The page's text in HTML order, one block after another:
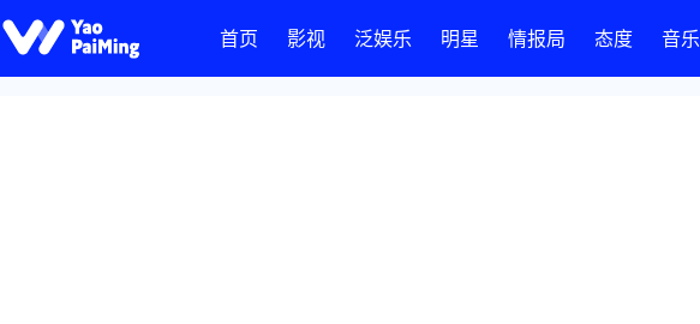
首页 影视 泛娱乐 明星 情报局 态度 音乐